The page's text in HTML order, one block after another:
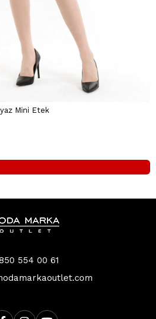
Mini Etek
554 00 61